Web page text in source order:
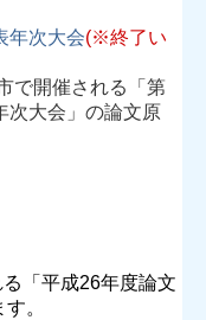
年次大会(※終了い
で開催される「第
次大会」の論文原
「平成26年度論文
。